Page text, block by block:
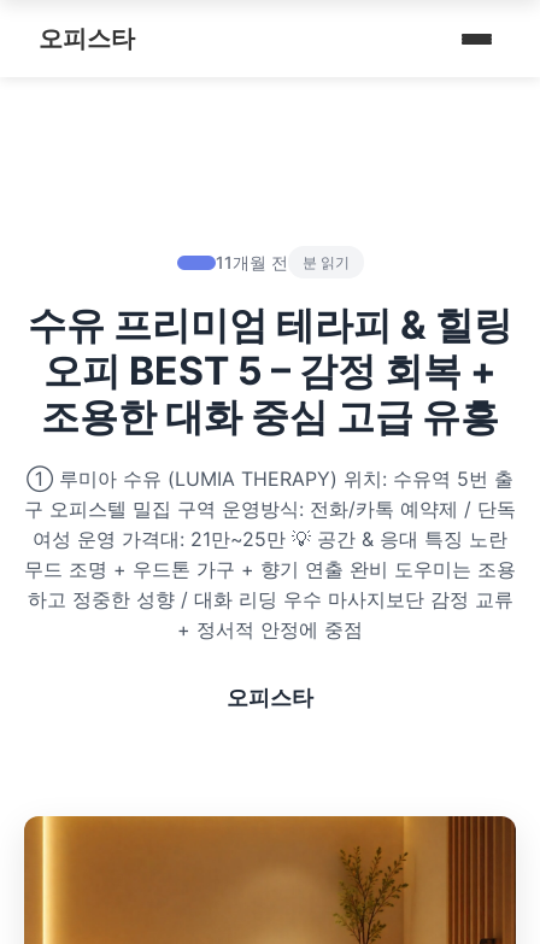
오피스타
스파여행
헤드스파
퇴근 후 나를 위한 리셋 코스
기차역과 공항 근처의 프리미엄 힐링 스팟 9선
온천의 여운을 정리하는 법 – 전국 온천 후 프리미엄 마사지
숲에서 찾는 쉼 – 전국 산림 스파 6선
은근한 끌림을 만드는 법 – 감각적인 무드 데이트 5가지
타이 마사지
디톡스 테라피
뷰티 테라피
찜질스파
워터스파
프라이빗 스파
유흥주점
11개월 전 분 읽기
수유 프리미엄 테라피 & 힐링
오피 BEST 5 – 감정 회복 +
조용한 대화 중심 고급 유흥
① 루미아 수유 (LUMIA THERAPY) 위치: 수유역 5번 출
구 오피스텔 밀집 구역 운영방식: 전화/카톡 예약제 / 단독
여성 운영 가격대: 21만~25만 💡 공간 & 응대 특징 노란
무드 조명 + 우드톤 가구 + 향기 연출 완비 도우미는 조용
하고 정중한 성향 / 대화 리딩 우수 마사지보단 감정 교류
+ 정서적 안정에 중점
오피스타